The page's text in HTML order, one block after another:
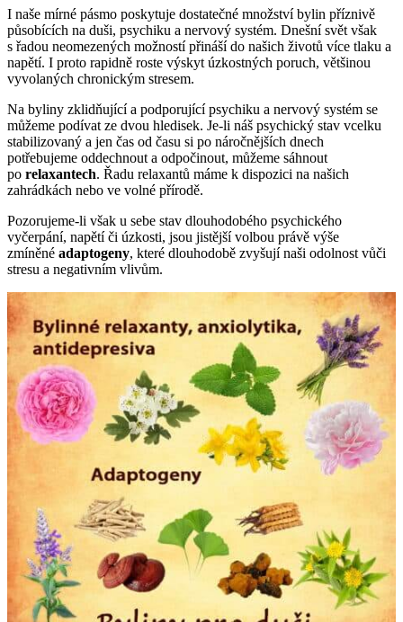
I naše mírné pásmo poskytuje dostatečné množství bylin příznivě
působících na duši, psychiku a nervový systém. Dnešní svět však
s řadou neomezených možností přináší do našich životů více tlaku a
napětí. I proto rapidně roste výskyt úzkostných poruch, většinou
vyvolaných chronickým stresem.
Na byliny zklidňující a podporující psychiku a nervový systém se
můžeme podívat ze dvou hledisek. Je-li náš psychický stav vcelku
stabilizovaný a jen čas od času si po náročnějších dnech
potřebujeme oddechnout a odpočinout, můžeme sáhnout
po relaxantech. Řadu relaxantů máme k dispozici na našich
zahrádkách nebo ve volné přírodě.
Pozorujeme-li však u sebe stav dlouhodobého psychického
vyčerpání, napětí či úzkosti, jsou jistější volbou právě výše
zmíněné adaptogeny, které dlouhodobě zvyšují naši odolnost vůči
stresu a negativním vlivům.